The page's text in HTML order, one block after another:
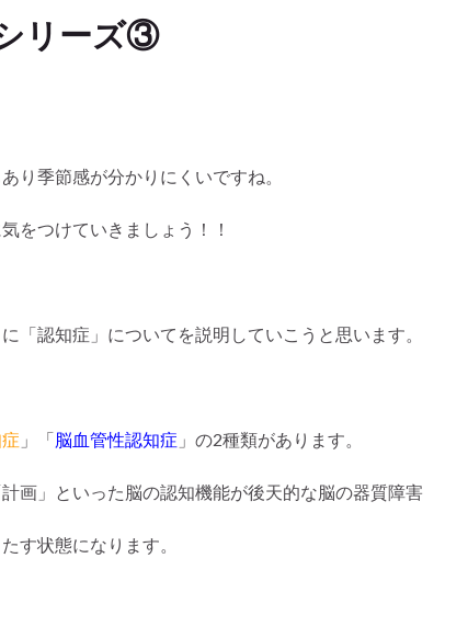
リーズ③
り季節感が分かりにくいですね。
をつけていきましょう！！
「認知症」についてを説明していこうと思います。
」「脳血管性認知症 」の2種類があります。
画」といった脳の認知機能が後天的な脳の器質障害
す状態になります。